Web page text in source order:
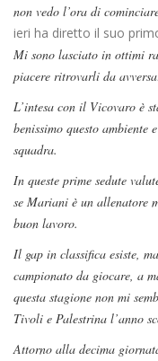
non vedo l’ora di
ieri ha diretto il suo
Mi sono lasciato in ottimi
piacere ritrovarli da
L’intesa con il Vicovaro è
benissimo questo ambiente
squadra.
In queste prime sedute
se Mariani è un allenatore
buon lavoro.
Il gap in classifica esiste,
campionato da giocare, a
questa stagione non mi
Tivoli e Palestrina l’anno
Attorno alla decima